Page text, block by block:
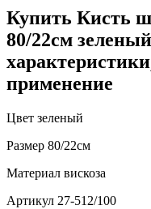
Купить Кисть
80/22см
применение
Цвет зеленый
Размер 80/22см
Материал вискоза
Артикул 27-512/100